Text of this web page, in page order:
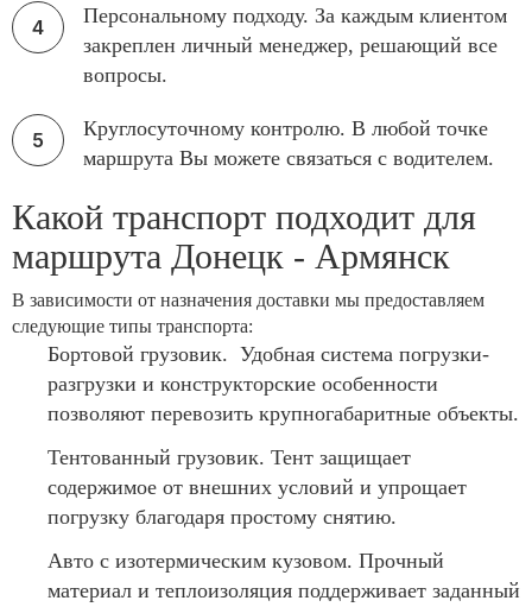
Персональному подходу. За каждым клиентом
закреплен личный менеджер, решающий все
вопросы.
Круглосуточному контролю. В любой точке
маршрута Вы можете связаться с водителем.
Какой транспорт подходит для
маршрута Донецк - Армянск
В зависимости от назначения доставки мы предоставляем
следующие типы транспорта:
Бортовой грузовик. Удобная система погрузки-
разгрузки и конструкторские особенности
позволяют перевозить крупногабаритные объекты.
Тентованный грузовик. Тент защищает
содержимое от внешних условий и упрощает
погрузку благодаря простому снятию.
Авто с изотермическим кузовом. Прочный
материал и теплоизоляция поддерживает заданный